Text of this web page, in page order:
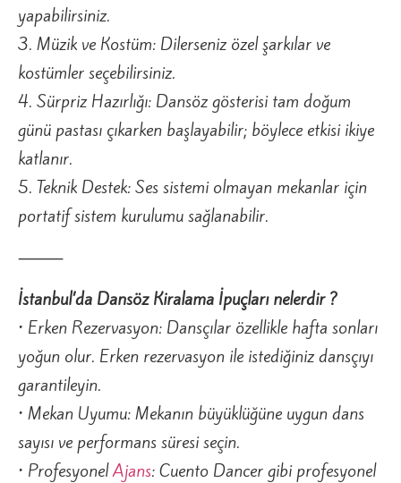
yapabilirsiniz.
3. Müzik ve Kostüm: Dilerseniz özel şarkılar ve
kostümler seçebilirsiniz.
4. Sürpriz Hazırlığı: Dansöz gösterisi tam doğum
günü pastası çıkarken başlayabilir; böylece etkisi ikiye
katlanır.
5. Teknik Destek: Ses sistemi olmayan mekanlar için
portatif sistem kurulumu sağlanabilir.
⸻
İstanbul’da Dansöz Kiralama İpuçları nelerdir ?
• Erken Rezervasyon: Dansçılar özellikle hafta sonları
yoğun olur. Erken rezervasyon ile istediğiniz dansçıyı
garantileyin.
• Mekan Uyumu: Mekanın büyüklüğüne uygun dans
sayısı ve performans süresi seçin.
• ProfesyonelAjans: Cuento Dancer gibi profesyonel